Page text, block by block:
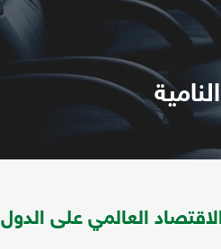
العالمي على الدول